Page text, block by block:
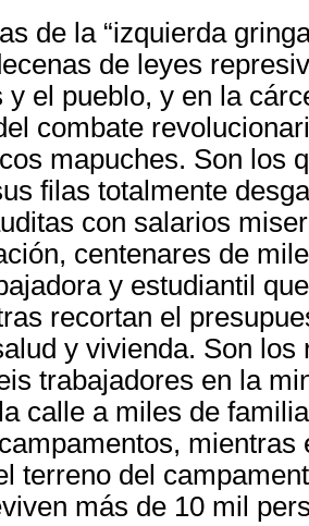
de la “izquierda
de leyes
y el pueblo, y en la
combate
mapuches. Son los
filas totalmente
con salarios
centenares de
y estudiantil
recortan el
y vivienda. Son los
trabajadores en la
calle a miles de
mientras
terreno del
más de 10 mil